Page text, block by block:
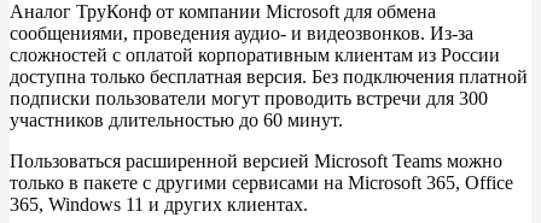
Аналог ТруКонф от компании Microsoft для обмена
сообщениями, проведения аудио- и видеозвонков. Из-за
сложностей с оплатой корпоративным клиентам из России
доступна только бесплатная версия. Без подключения платной
подписки пользователи могут проводить встречи для 300
участников длительностью до 60 минут.
Пользоваться расширенной версией Microsoft Teams можно
только в пакете с другими сервисами на Microsoft 365, Office
365, Windows 11 и других клиентах.